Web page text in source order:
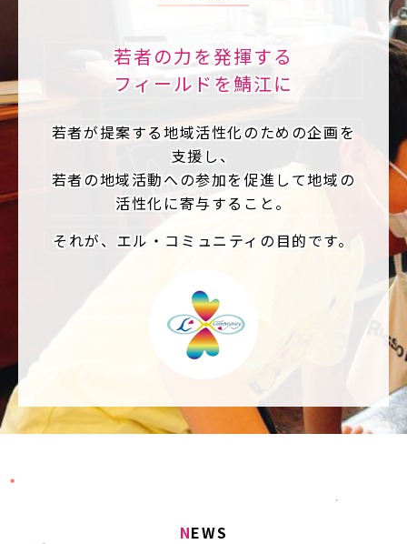
若者の力を発揮する
フィールドを鯖江に
若者が提案する地域活性化のための企画を
支援し、
若者の地域活動への参加を促進して地域の
活性化に寄与すること。
それが、エル・コミュニティの目的です。
NEWS